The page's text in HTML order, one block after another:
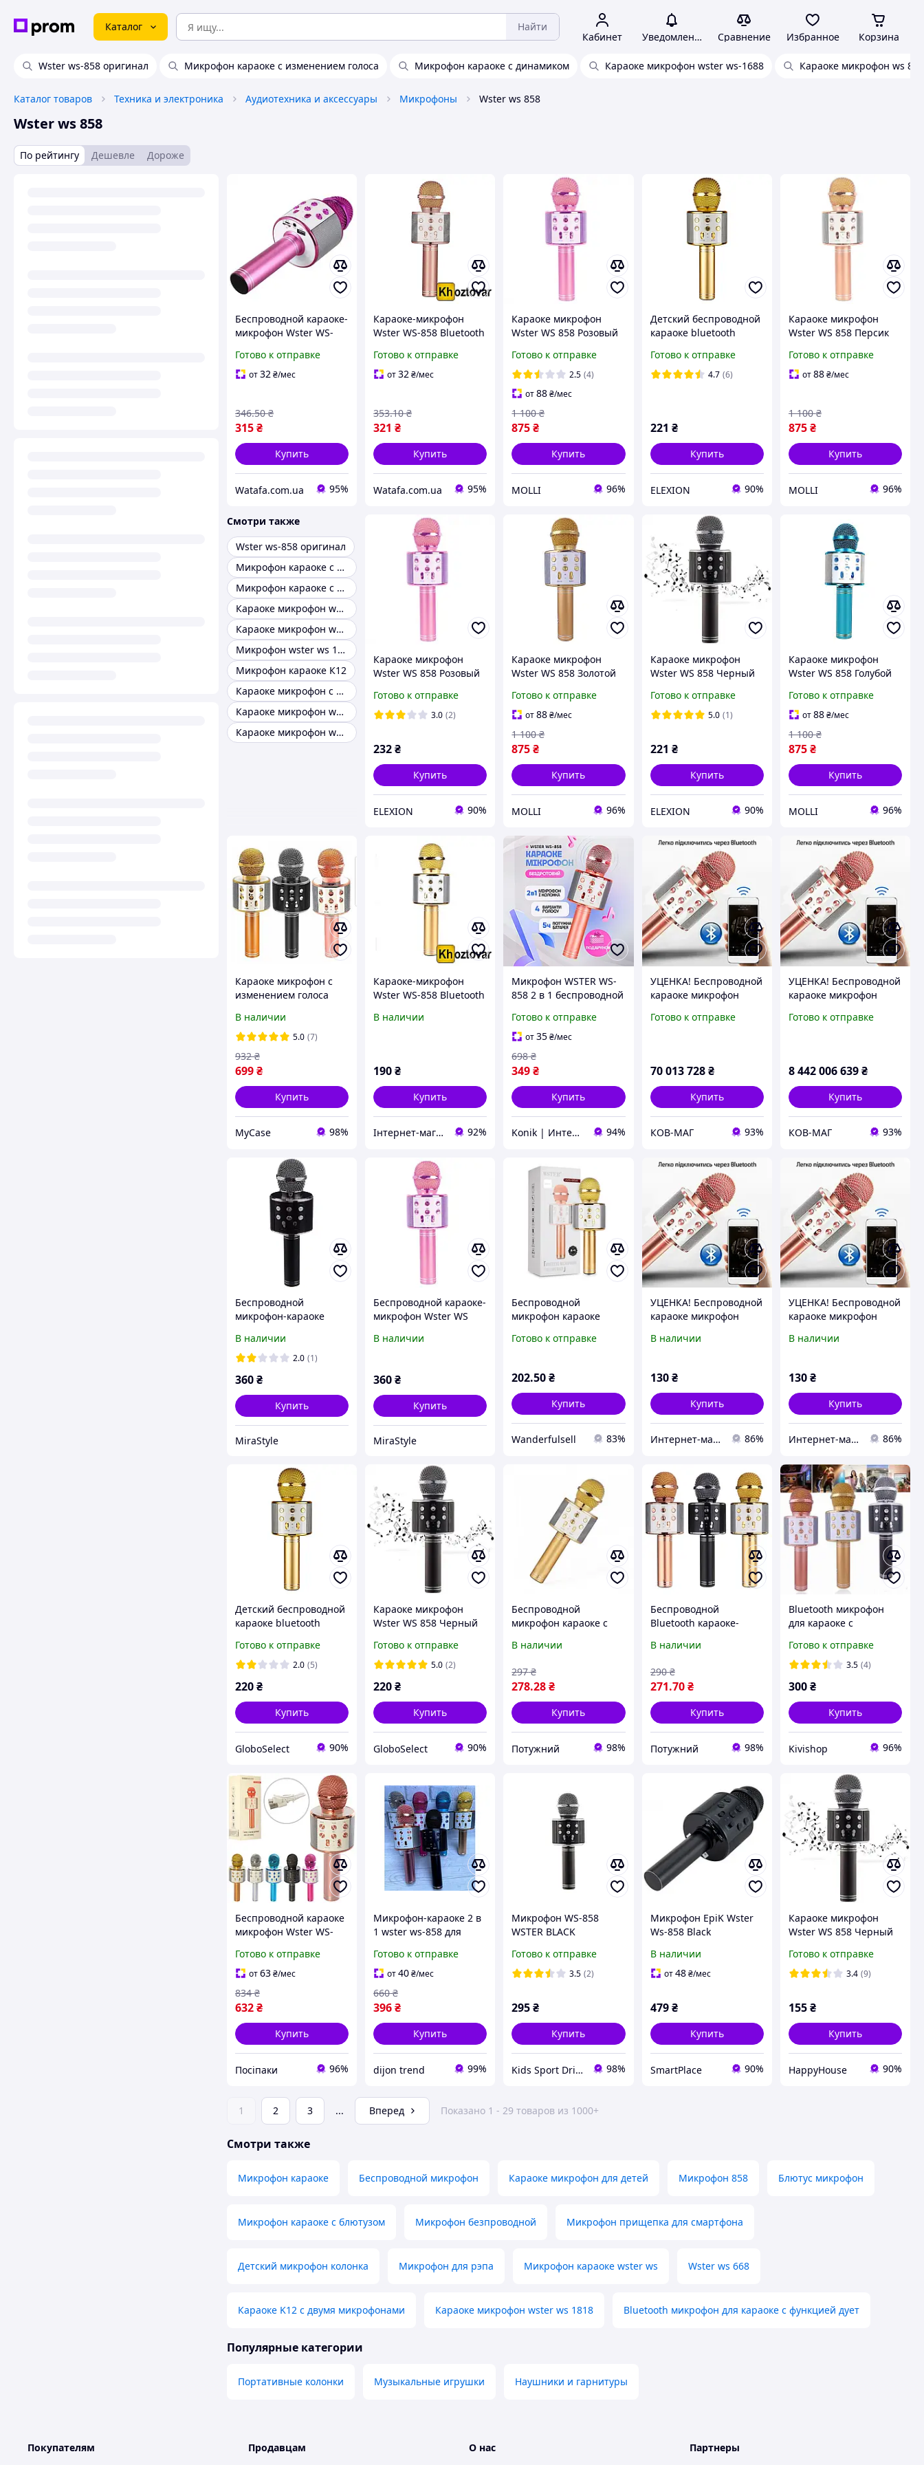
Каталог Найти
Кабинет Уведомления Сравнение Избранное Корзина
Wster ws-858 оригинал Микрофон караоке с изменением голоса Микрофон караоке с динамиком Караоке микрофон wster ws-1688 Караоке микрофон ws 858
Каталог товаров Техника и электроника Аудиотехника и аксессуары Микрофоны Wster ws 858
Wster ws 858
По рейтингу Дешевле Дороже
Беспроводной караоке-
микрофон Wster WS-
динамиком
розовый(263489842)
Готово к отправке
от32₴/мес
315₴
346.50 ₴
Купить
Watafa.com.ua 95%
Караоке-микрофон
Wster WS-858 Bluetooth
Готово к отправке
от32₴/мес
321 ₴
353.10 ₴
Купить
Watafa.com.ua 95%
Караоке микрофон
Wster WS 858 Розовый
Готово к отправке
2.5 (4)
от88₴/мес
875₴
1 100 ₴
Купить
MOLLI 96%
Детский беспроводной
караоке bluetooth
858 Gold EL0227
Готово к отправке
4.7 (6)
221 ₴
Купить
ELEXION 90%
Караоке микрофон
Wster WS 858 Персик
Готово к отправке
от88₴/мес
875₴
1 100 ₴
Купить
MOLLI 96%
Смотри также
Wster ws-858 оригинал
Микрофон караоке с изменением голоса
Микрофон караоке с динамиком
Караоке микрофон wster ws-1688
Караоке микрофон ws 858
Микрофон wster ws 1828
Микрофон караоке К12
Караоке микрофон с bluetooth динамиком
Караоке микрофон wster ws 1828
Караоке микрофон ws 858 оригинал
Караоке микрофон
Wster WS 858 Розовый
Готово к отправке
3.0 (2)
232₴
Купить
ELEXION 90%
Караоке микрофон
Wster WS 858 Золотой
Готово к отправке
от88₴/мес
875₴
1 100 ₴
Купить
MOLLI 96%
Караоке микрофон
Wster WS 858 Черный
Готово к отправке
5.0 (1)
221 ₴
Купить
ELEXION 90%
Караоке микрофон
Wster WS 858 Голубой
Готово к отправке
от88₴/мес
875₴
1 100 ₴
Купить
MOLLI 96%
Караоке микрофон с
изменением голоса
оригинал
В наличии
5.0 (7)
699₴
932 ₴
Купить
MyCase 98%
Караоке-микрофон
Wster WS-858 Bluetooth
В наличии
190₴
Купить
Інтернет-магазин Khoztovar.com.ua 92%
Микрофон WSTER WS-
858 2 в 1 беспроводной
динамиком для караоке
+ колонка на bluetooth
Готово к отправке
от35₴/мес
349₴
698 ₴
Купить
Konik | Интернет-магазин 94%
УЦЕНКА! Беспроводной
караоке микрофон
(Плохая упаковка 3507)
Готово к отправке
70 013 728 ₴
Купить
КОВ-МАГ 93%
УЦЕНКА! Беспроводной
караоке микрофон
(Плохая упаковка 3319)
Готово к отправке
8 442 006 639₴
Купить
КОВ-МАГ 93%
Беспроводной
микрофон-караоке
Черный
В наличии
2.0 (1)
360₴
Купить
MiraStyle
Беспроводной караоке-
микрофон Wster WS
голоса и FM-радио
В наличии
360₴
Купить
MiraStyle
Беспроводной
микрофон караоке
Готово к отправке
202.50₴
Купить
Wanderfulsell 83%
УЦЕНКА! Беспроводной
караоке микрофон
(Плохая упаковка 3319)
В наличии
130 ₴
Купить
Интернет-магазин "AVEON" - товары для всей семьи! Самые низкие цены! 86%
УЦЕНКА! Беспроводной
караоке микрофон
(Плохая упаковка 3507)
В наличии
130₴
Купить
Интернет-магазин "AVEON" - товары для всей семьи! Самые низкие цены! 86%
Детский беспроводной
караоке bluetooth
858 Gold GS227
Готово к отправке
2.0 (5)
220₴
Купить
GloboSelect 90%
Караоке микрофон
Wster WS 858 Черный
Готово к отправке
5.0 (2)
220₴
Купить
GloboSelect 90%
Беспроводной
микрофон караоке с
Wster WS-858
В наличии
278.28₴
297 ₴
Купить
Потужний 98%
Беспроводной
Bluetooth караоке-
858
В наличии
271.70 ₴
290 ₴
Купить
Потужний 98%
Bluetooth микрофон
для караоке с
WSTER WS-858
Готово к отправке
3.5 (4)
300₴
Купить
Kivishop 96%
Беспроводной караоке
микрофон Wster WS-
вокалистов
Готово к отправке
от63₴/мес
632₴
834 ₴
Купить
Посіпаки 96%
Микрофон-караоке 2 в
1 wster ws-858 для
bluetooth караоке
микрофон с блютузом
для телефона
Готово к отправке
от40₴/мес
396₴
660 ₴
Купить
dijon trend 99%
Микрофон WS-858
WSTER BLACK
Готово к отправке
3.5 (2)
295₴
Купить
Kids Sport Drive 98%
Микрофон EpiK Wster
Ws-858 Black
В наличии
от48 ₴/мес
479 ₴
Купить
SmartPlace 90%
Караоке микрофон
Wster WS 858 Черный
Готово к отправке
3.4 (9)
155₴
Купить
HappyHouse 90%
1 2 3 ... Вперед Показано 1 - 29 товаров из 1000+
Смотри также
Микрофон караоке Беспроводной микрофон Караоке микрофон для детей Микрофон 858 Блютус микрофон
Микрофон караоке с блютузом Микрофон безпроводной Микрофон прищепка для смартфона
Детский микрофон колонка Микрофон для рэпа Микрофон караоке wster ws Wster ws 668
Караоке K12 с двумя микрофонами Караоке микрофон wster ws 1818 Bluetooth микрофон для караоке с функцией дует
Популярные категории
Портативные колонки Музыкальные игрушки Наушники и гарнитуры
Покупателям Продавцам О нас Партнеры